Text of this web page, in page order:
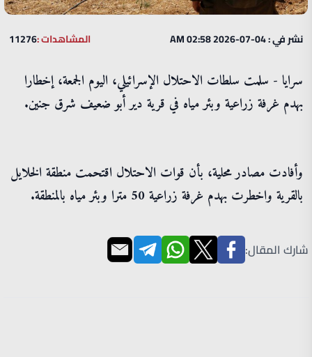
نشر في : 04-07-2026 02:58 AM المشاهدات :11276
سرايا - سلمت سلطات الاحتلال الإسرائيلي، اليوم الجمعة، إخطارا
بهدم غرفة زراعية وبئر مياه في قرية دير أبو ضعيف شرق جنين.
وأفادت مصادر محلية، بأن قوات الاحتلال اقتحمت منطقة الخلايل
بالقرية واخطرت بهدم غرفة زراعية 50 مترا وبئر مياه بالمنطقة.
شارك المقال: